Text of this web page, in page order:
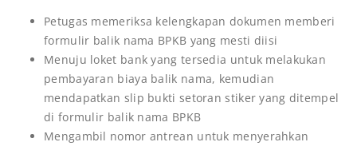
Petugas memeriksa kelengkapan dokumen memberi
formulir balik nama BPKB yang mesti diisi
Menuju loket bank yang tersedia untuk melakukan
pembayaran biaya balik nama, kemudian
mendapatkan slip bukti setoran stiker yang ditempel
di formulir balik nama BPKB
Mengambil nomor antrean untuk menyerahkan